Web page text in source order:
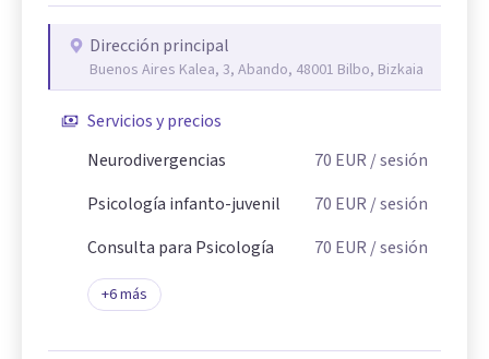
Dirección principal
Buenos Aires Kalea, 3, Abando, 48001 Bilbo, Bizkaia
Servicios y precios
Neurodivergencias
70 EUR / sesión
Psicología infanto-juvenil
70 EUR / sesión
Consulta para Psicología
70 EUR / sesión
+6más